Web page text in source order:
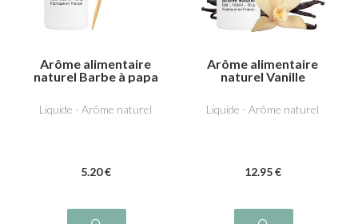
Arôme alimentaire
naturel Barbe à papa
Liquide - Arôme naturel
5.20 €
Arôme alimentaire
naturel Vanille
Liquide - Arôme naturel
12.95 €